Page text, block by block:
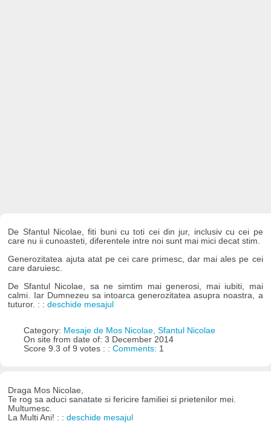
De Sfantul Nicolae, fiti buni cu toti cei din jur, inclusiv cu cei pe
care nu ii cunoasteti, diferentele intre noi sunt mai mici decat stim.
Generozitatea ajuta atat pe cei care primesc, dar mai ales pe cei
care daruiesc.
De Sfantul Nicolae, sa ne simtim mai generosi, mai iubiti, mai
calmi. Iar Dumnezeu sa intoarca generozitatea asupra noastra, a
tuturor. : :deschide mesajul
Category: Mesaje de Mos Nicolae, Sfantul Nicolae
On site from date of: 3 December 2014
Score 9.3 of 9 votes : : Comments: 1
Draga Mos Nicolae,
Te rog sa aduci sanatate si fericire familiei si prietenilor mei.
Multumesc.
La Multi Ani! : :deschide mesajul